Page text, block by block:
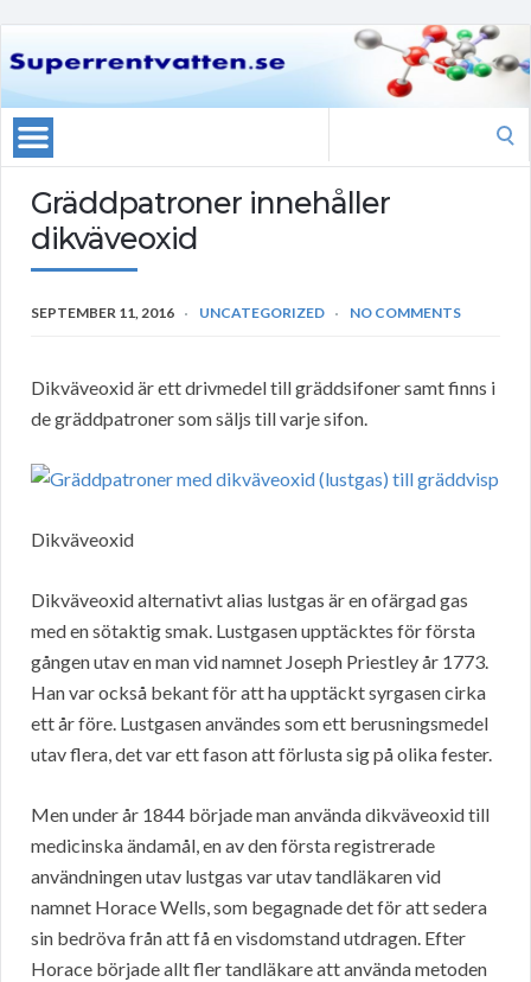
Gräddpatroner innehåller
dikväveoxid
SEPTEMBER 11, 2016 UNCATEGORIZED NO COMMENTS
Dikväveoxid är ett drivmedel till gräddsifoner samt finns i
de gräddpatroner som säljs till varje sifon.
Dikväveoxid
Dikväveoxid alternativt alias lustgas är en ofärgad gas
med en sötaktig smak. Lustgasen upptäcktes för första
gången utav en man vid namnet Joseph Priestley år 1773.
Han var också bekant för att ha upptäckt syrgasen cirka
ett år före. Lustgasen användes som ett berusningsmedel
utav flera, det var ett fason att förlusta sig på olika fester.
Men under år 1844 började man använda dikväveoxid till
medicinska ändamål, en av den första registrerade
användningen utav lustgas var utav tandläkaren vid
namnet Horace Wells, som begagnade det för att sedera
sin bedröva från att få en visdomstand utdragen. Efter
Horace började allt fler tandläkare att använda metoden